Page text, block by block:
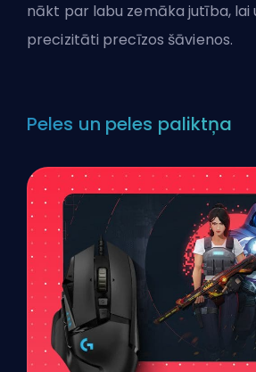
nākt par labu zemāka jutība, lai
precizitāti precīzos šāvienos.
Peles un peles paliktņa